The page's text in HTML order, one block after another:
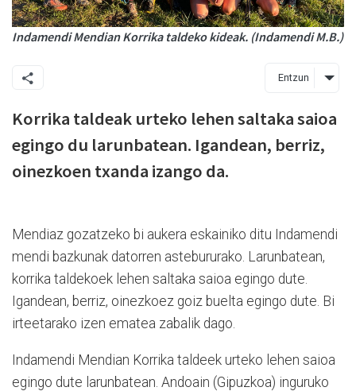
Indamendi Mendian Korrika taldeko kideak. (Indamendi M.B.)
Entzun
Korrika taldeak urteko lehen saltaka saioa
egingo du larunbatean. Igandean, berriz,
oinezkoen txanda izango da.
Mendiaz gozatzeko bi aukera eskainiko ditu Indamendi
mendi bazkunak datorren astebururako. Larunbatean,
korrika taldekoek lehen saltaka saioa egingo dute.
Igandean, berriz, oinezkoez goiz buelta egingo dute. Bi
irteetarako izen ematea zabalik dago.
Indamendi Mendian Korrika taldeek urteko lehen saioa
egingo dute larunbatean. Andoain (Gipuzkoa) inguruko